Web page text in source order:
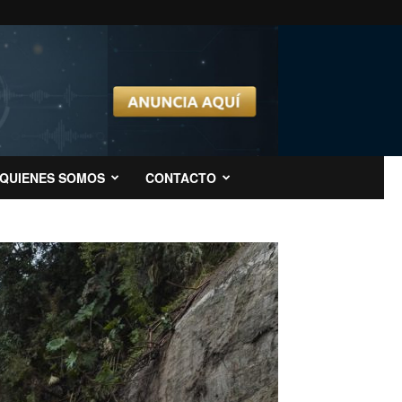
QUIENES SOMOS CONTACTO